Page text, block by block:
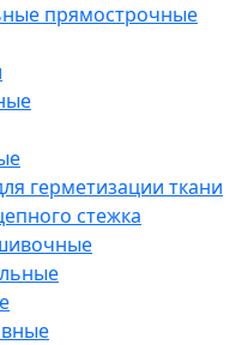
прямострочные
герметизации ткани
стежка